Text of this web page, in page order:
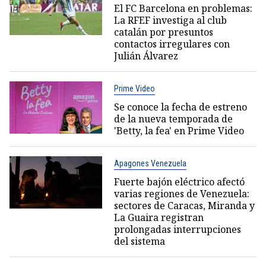
El FC Barcelona en problemas:
La RFEF investiga al club
catalán por presuntos
contactos irregulares con
Julián Álvarez
Prime Video
Se conoce la fecha de estreno
de la nueva temporada de
'Betty, la fea' en Prime Video
Apagones Venezuela
Fuerte bajón eléctrico afectó
varias regiones de Venezuela:
sectores de Caracas, Miranda y
La Guaira registran
prolongadas interrupciones
del sistema